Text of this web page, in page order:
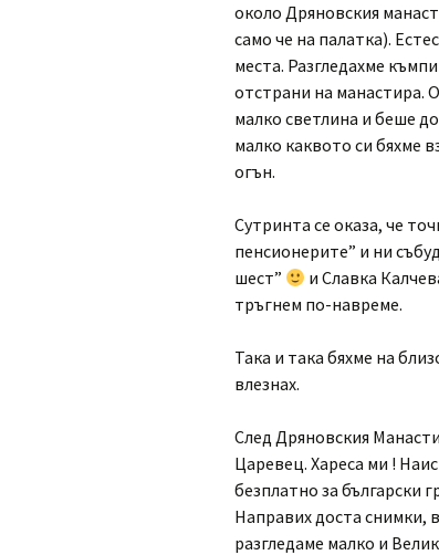
около Дряновския
само че на палатка).
места. Разгледахме
отстрани на манастира.
малко светлина и беше
малко каквото си бяхме
огън.
Сутринта се оказа, че
пенсионерите” и ни
шест”
и Славка
тръгнем по-навреме.
Така и така бяхме на
влезнах.
След Дряновския
Царевец. Хареса ми !
безплатно за български
Направих доста снимки,
разгледаме малко и